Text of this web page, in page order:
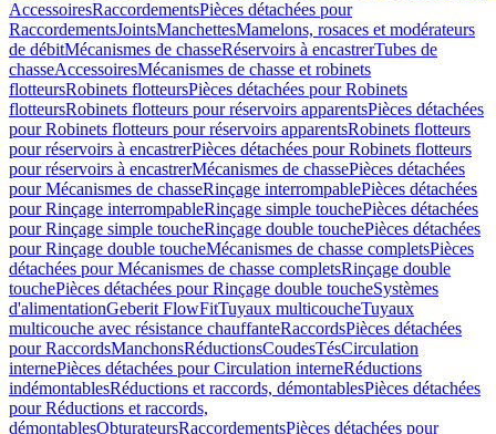
AccessoiresRaccordementsPièces détachées pour
RaccordementsJointsManchettesMamelons, rosaces et modérateurs
de débitMécanismes de chasseRéservoirs à encastrerTubes de
chasseAccessoiresMécanismes de chasse et robinets
flotteursRobinets flotteursPièces détachées pour Robinets
flotteursRobinets flotteurs pour réservoirs apparentsPièces détachées
pour Robinets flotteurs pour réservoirs apparentsRobinets flotteurs
pour réservoirs à encastrerPièces détachées pour Robinets flotteurs
pour réservoirs à encastrerMécanismes de chassePièces détachées
pour Mécanismes de chasseRinçage interrompablePièces détachées
pour Rinçage interrompableRinçage simple touchePièces détachées
pour Rinçage simple toucheRinçage double touchePièces détachées
pour Rinçage double toucheMécanismes de chasse completsPièces
détachées pour Mécanismes de chasse completsRinçage double
touchePièces détachées pour Rinçage double toucheSystèmes
d'alimentationGeberit FlowFitTuyaux multicoucheTuyaux
multicouche avec résistance chauffanteRaccordsPièces détachées
pour RaccordsManchonsRéductionsCoudesTésCirculation
internePièces détachées pour Circulation interneRéductions
indémontablesRéductions et raccords, démontablesPièces détachées
pour Réductions et raccords,
démontablesObturateursRaccordementsPièces détachées pour